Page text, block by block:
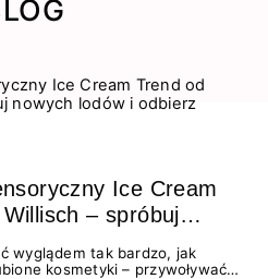
Ice Cream
– spróbuj
prezent!
wyglądem tak bardzo, jak
kosmetyki – przywoływać